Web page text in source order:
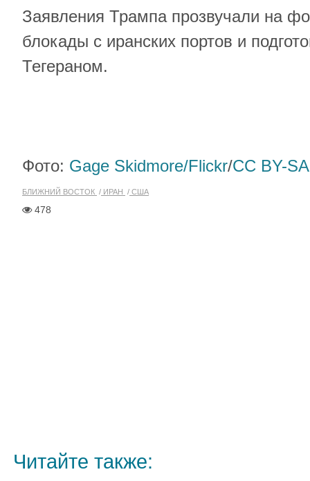
Заявления Трампа прозвучали на
блокады с иранских портов и
Тегераном.
Фото: Gage Skidmore/Flickr/CC BY-
БЛИЖНИЙ ВОСТОК ИРАН США
478
Читайте также: